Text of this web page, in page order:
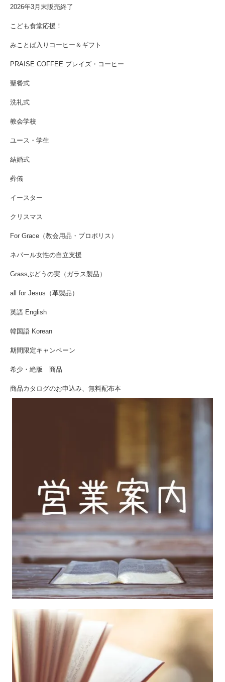
2026年3月末販売終了
こども食堂応援！
みことば入りコーヒー＆ギフト
PRAISE COFFEE プレイズ・コーヒー
聖餐式
洗礼式
教会学校
ユース・学生
結婚式
葬儀
イースター
クリスマス
For Grace（教会用品・プロポリス）
ネパール女性の自立支援
Grassぶどうの実（ガラス製品）
all for Jesus（革製品）
英語 English
韓国語 Korean
期間限定キャンペーン
希少・絶版 商品
商品カタログのお申込み、無料配布本